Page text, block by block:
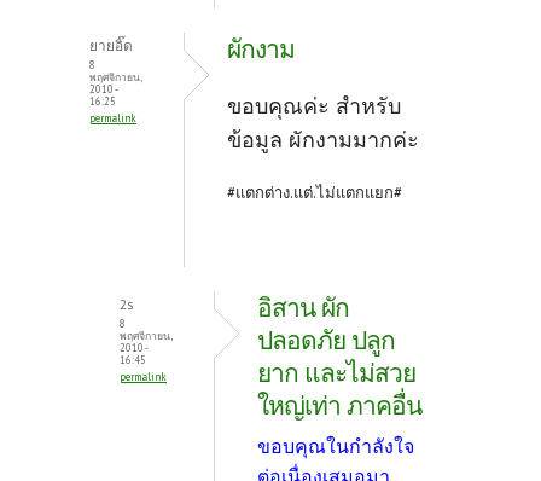
ยายอิ๊ด
8
พฤศจิกายน,
2010 -
16:25
permalink
ผักงาม
ขอบคุณค่ะ สำหรับ
ข้อมูล ผักงามมากค่ะ
#แตกต่าง.แต่.ไม่แตกแยก#
2s
8
พฤศจิกายน,
2010 -
16:45
permalink
อิสาน ผัก
ปลอดภัย ปลูก
ยาก และไม่สวย
ใหญ่เท่า ภาคอื่น
ขอบคุณในกำลังใจ
ต่อเนื่องเสมอมา